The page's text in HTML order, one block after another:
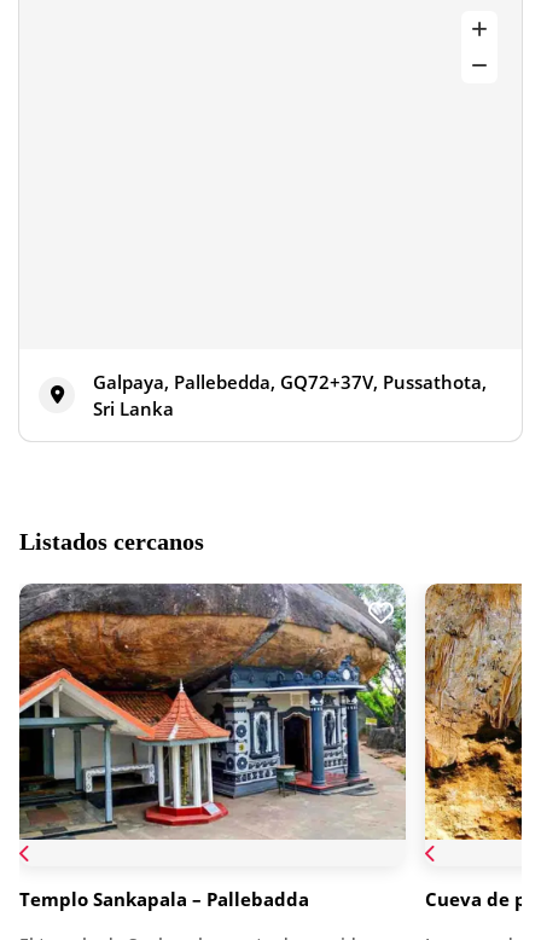
Galpaya, Pallebedda, GQ72+37V, Pussathota,
Sri Lanka
Listados cercanos
Templo Sankapala – Pallebadda Cueva de